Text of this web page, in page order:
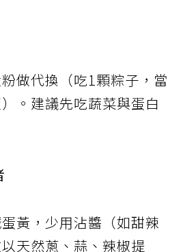
做代換（吃1顆粽子，當
。建議先吃蔬菜與蛋白
黃，少用沾醬（如甜辣
天然蔥、蒜、辣椒提